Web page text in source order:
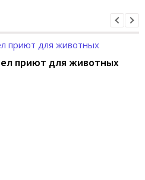
приют для животных